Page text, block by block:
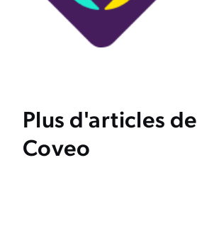
Plus d'articles de
Coveo